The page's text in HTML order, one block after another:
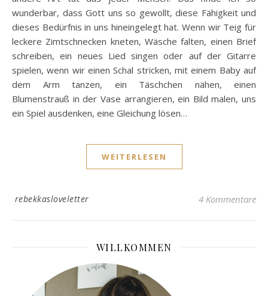
wunderbar, dass Gott uns so gewollt, diese Fähigkeit und
dieses Bedürfnis in uns hineingelegt hat. Wenn wir Teig für
leckere Zimtschnecken kneten, Wäsche falten, einen Brief
schreiben, ein neues Lied singen oder auf der Gitarre
spielen, wenn wir einen Schal stricken, mit einem Baby auf
dem Arm tanzen, ein Täschchen nähen, einen
Blumenstrauß in der Vase arrangieren, ein Bild malen, uns
ein Spiel ausdenken, eine Gleichung lösen…
WEITERLESEN
rebekkasloveletter 4 Kommentare
WILLKOMMEN